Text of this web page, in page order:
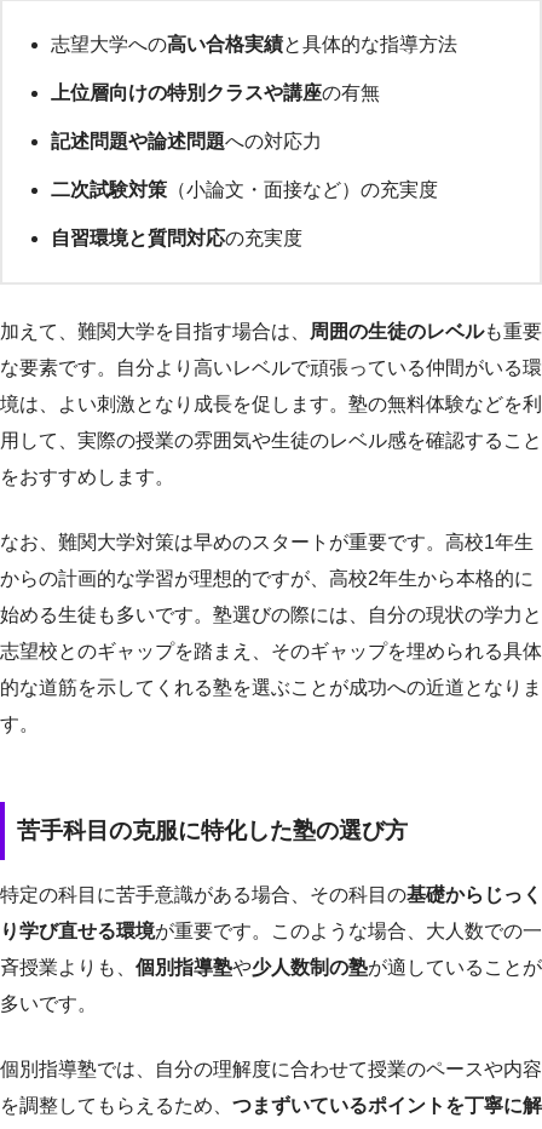
志望大学への高い合格実績と具体的な指導方法
上位層向けの特別クラスや講座の有無
記述問題や論述問題への対応力
二次試験対策 （小論文・面接など）の充実度
自習環境と質問対応の充実度
加えて、難関大学を目指す場合は、 周囲の生徒のレベルも重要
な要素です。自分より高いレベルで頑張っている仲間がいる環
境は、よい刺激となり成長を促します。塾の無料体験などを利
用して、実際の授業の雰囲気や生徒のレベル感を確認すること
をおすすめします。
なお、難関大学対策は早めのスタートが重要です。高校1年生
からの計画的な学習が理想的ですが、高校2年生から本格的に
始める生徒も多いです。塾選びの際には、自分の現状の学力と
志望校とのギャップを踏まえ、そのギャップを埋められる具体
的な道筋を示してくれる塾を選ぶことが成功への近道となりま
す。
苦手科目の克服に特化した塾の選び方
特定の科目に苦手意識がある場合、その科目の基礎からじっく
り学び直せる環境が重要です。このような場合、大人数での一
斉授業よりも、 個別指導塾や少人数制の塾が適していることが
多いです。
個別指導塾では、自分の理解度に合わせて授業のペースや内容
を調整してもらえるため、 つまずいているポイントを丁寧に解